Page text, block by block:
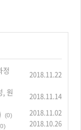
정
2018.11.22
, 원
2018.11.14
(0) 2018.11.02
2018.10.26